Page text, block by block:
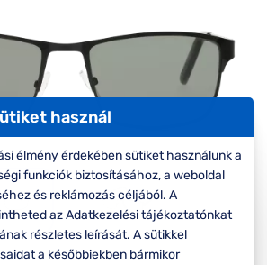
szemüvegekre
Seen Belépőár
ajánlat
használ
élmény érdekében sütiket használunk a
funkciók biztosításához, a weboldal
és reklámozás céljából. A
az Adatkezelési tájékoztatónkat
részletes leírását. A sütikkel
a későbbiekben bármikor